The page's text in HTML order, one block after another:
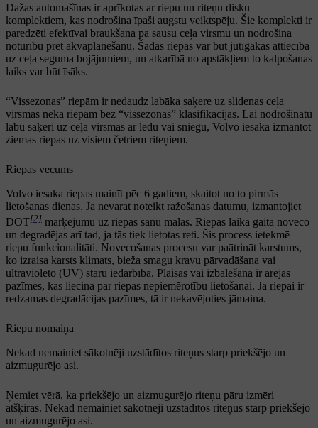
Dažas automašīnas ir aprīkotas ar riepu un riteņu disku
komplektiem, kas nodrošina īpaši augstu veiktspēju. Šie komplekti ir
paredzēti efektīvai braukšana pa sausu ceļa virsmu un nodrošina
noturību pret akvaplanēšanu. Šādas riepas var būt jutīgākas attiecībā
uz ceļa seguma bojājumiem, un atkarībā no apstākļiem to kalpošanas
laiks var būt īsāks.
“Vissezonas” riepām ir nedaudz labāka saķere uz slidenas ceļa
virsmas nekā riepām bez “vissezonas” klasifikācijas. Lai nodrošinātu
labu saķeri uz ceļa virsmas ar ledu vai sniegu, Volvo iesaka izmantot
ziemas riepas uz visiem četriem riteņiem.
Riepas vecums
Volvo iesaka riepas mainīt pēc 6 gadiem, skaitot no to pirmās
lietošanas dienas. Ja nevarat noteikt ražošanas datumu, izmantojiet
DOT[2] marķējumu uz riepas sānu malas. Riepas laika gaitā noveco
un degradējas arī tad, ja tās tiek lietotas reti. Šis process ietekmē
riepu funkcionalitāti. Novecošanas procesu var paātrināt karstums,
ko izraisa karsts klimats, bieža smagu kravu pārvadāšana vai
ultravioleto (UV) staru iedarbība. Plaisas vai izbalēšana ir ārējas
pazīmes, kas liecina par riepas nepiemērotību lietošanai. Ja riepai ir
redzamas degradācijas pazīmes, tā ir nekavējoties jāmaina.
Riepu nomaiņa
Nekad nemainiet sākotnēji uzstādītos riteņus starp priekšējo un
aizmugurējo asi.
Ņemiet vērā, ka priekšējo un aizmugurējo riteņu pāru izmēri
atšķiras. Nekad nemainiet sākotnēji uzstādītos riteņus starp priekšējo
un aizmugurējo asi.